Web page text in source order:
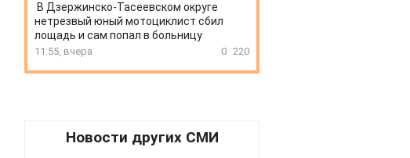
В Дзержинско-Тасеевском округе
нетрезвый юный мотоциклист сбил
лощадь и сам попал в больницу
11:55, вчера 0 220
Новости других СМИ